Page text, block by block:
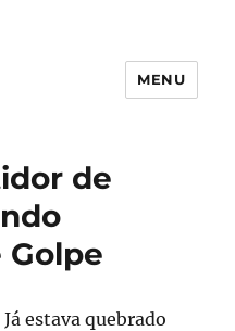
MENU
de
Golpe
estava quebrado